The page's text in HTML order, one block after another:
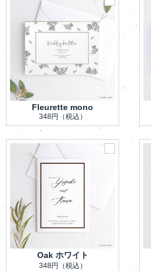
Fleurette mono
348円 （税込）
Oak ホワイト
348円 （税込）